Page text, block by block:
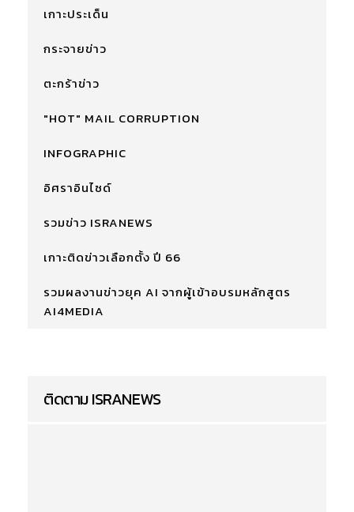
เกาะประเด็น
กระจายข่าว
ตะกร้าข่าว
"HOT" MAIL CORRUPTION
INFOGRAPHIC
อิศราอินไซด์
รวมข่าว ISRANEWS
เกาะติดข่าวเลือกตั้ง ปี 66
รวมผลงานข่าวยุค AI จากผู้เข้าอบรมหลักสูตร
AI4MEDIA
ติดตาม ISRANEWS